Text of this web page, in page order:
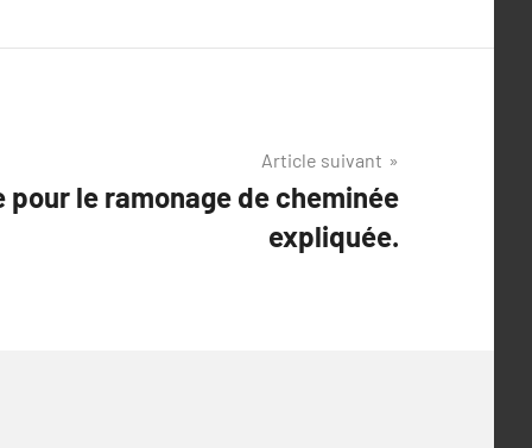
Article suivant
le ramonage de cheminée
expliquée.